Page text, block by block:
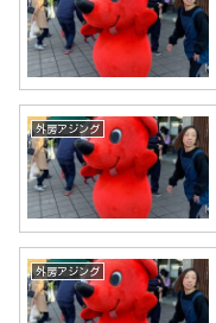
外房アジング
外房アジング